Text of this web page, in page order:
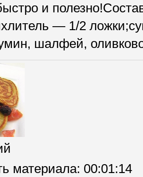
и
— 1/2
шалфей,
материала: 00:01:14